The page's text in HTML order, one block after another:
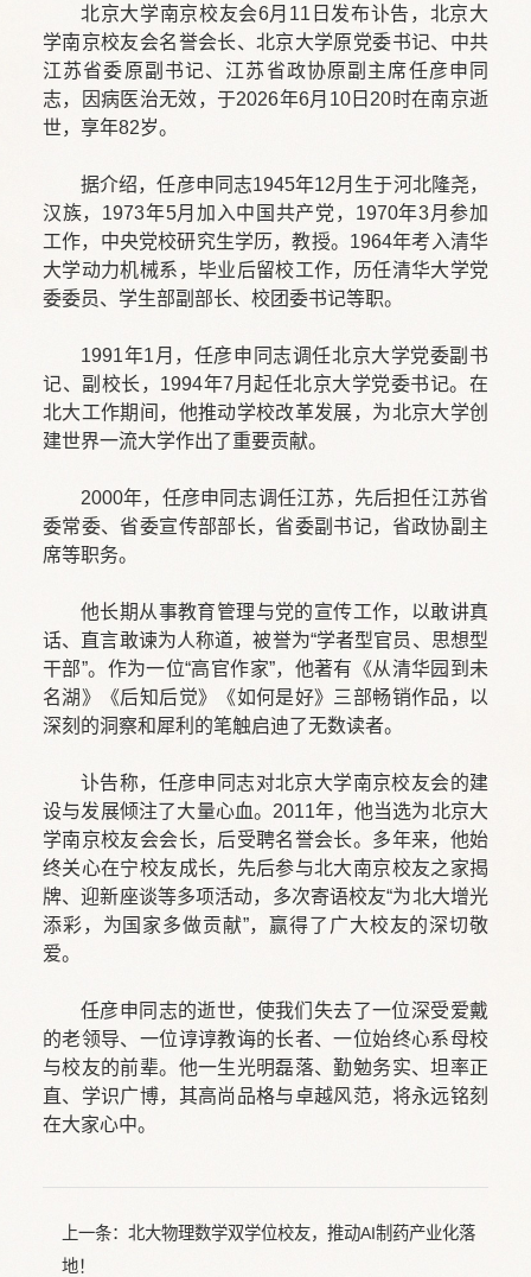
北京大学南京校友会6月11日发布讣告，北京大
学南京校友会名誉会长、北京大学原党委书记、中共
江苏省委原副书记、江苏省政协原副主席任彦申同
志，因病医治无效，于2026年6月10日20时在南京逝
世，享年82岁。
据介绍，任彦申同志1945年12月生于河北隆尧，
汉族，1973年5月加入中国共产党，1970年3月参加
工作，中央党校研究生学历，教授。1964年考入清华
大学动力机械系，毕业后留校工作，历任清华大学党
委委员、学生部副部长、校团委书记等职。
1991年1月，任彦申同志调任北京大学党委副书
记、副校长，1994年7月起任北京大学党委书记。在
北大工作期间，他推动学校改革发展，为北京大学创
建世界一流大学作出了重要贡献。
2000年，任彦申同志调任江苏，先后担任江苏省
委常委、省委宣传部部长，省委副书记，省政协副主
席等职务。
他长期从事教育管理与党的宣传工作，以敢讲真
话、直言敢谏为人称道，被誉为“学者型官员、思想型
干部”。作为一位“高官作家”，他著有《从清华园到未
名湖》《后知后觉》《如何是好》三部畅销作品，以
深刻的洞察和犀利的笔触启迪了无数读者。
讣告称，任彦申同志对北京大学南京校友会的建
设与发展倾注了大量心血。2011年，他当选为北京大
学南京校友会会长，后受聘名誉会长。多年来，他始
终关心在宁校友成长，先后参与北大南京校友之家揭
牌、迎新座谈等多项活动，多次寄语校友“为北大增光
添彩，为国家多做贡献”，赢得了广大校友的深切敬
爱。
任彦申同志的逝世，使我们失去了一位深受爱戴
的老领导、一位谆谆教诲的长者、一位始终心系母校
与校友的前辈。他一生光明磊落、勤勉务实、坦率正
直、学识广博，其高尚品格与卓越风范，将永远铭刻
在大家心中。
上一条： 北大物理数学双学位校友，推动AI制药产业化落
地！